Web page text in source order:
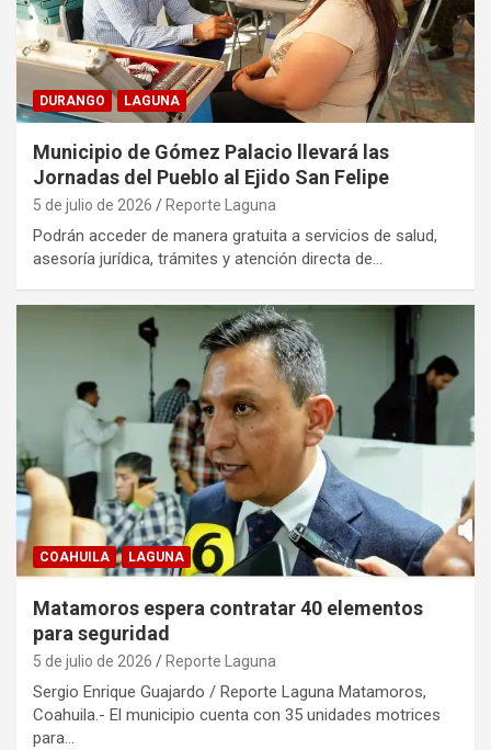
DURANGO LAGUNA
Municipio de Gómez Palacio llevará las
Jornadas del Pueblo al Ejido San Felipe
5 de julio de 2026 Reporte Laguna
Podrán acceder de manera gratuita a servicios de salud,
asesoría jurídica, trámites y atención directa de…
COAHUILA LAGUNA
Matamoros espera contratar 40 elementos
para seguridad
5 de julio de 2026 Reporte Laguna
Sergio Enrique Guajardo / Reporte Laguna Matamoros,
Coahuila.- El municipio cuenta con 35 unidades motrices
para…